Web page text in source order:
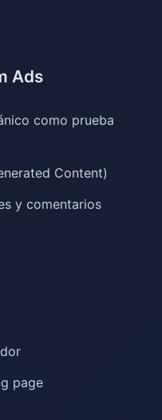
Ads
como prueba
Content)
y comentarios
page